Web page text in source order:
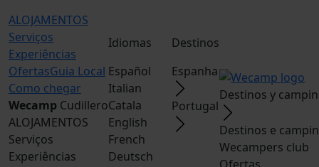
ALOJAMENTOS
Serviços
Experiências
OfertasGuia Local
Como chegar
Wecamp Cudillero
ALOJAMENTOS
Serviços
Experiências
Idiomas
Español
Italian
Catala
English
French
Deutsch
Destinos
Espanha
Portugal
Destinos y
Destinos e
Wecampers club